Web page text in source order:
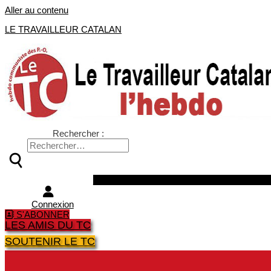
Aller au contenu
LE TRAVAILLEUR CATALAN
Rechercher :
Connexion
S'ABONNER
LES AMIS DU TC
SOUTENIR LE TC